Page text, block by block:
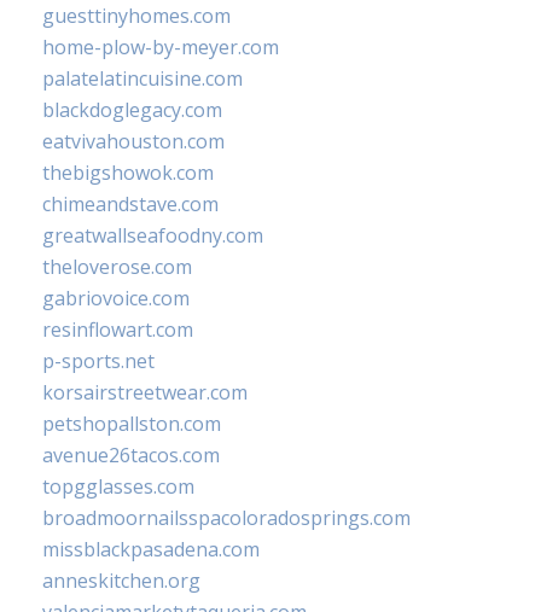
guesttinyhomes.com
home-plow-by-meyer.com
palatelatincuisine.com
blackdoglegacy.com
eatvivahouston.com
thebigshowok.com
chimeandstave.com
greatwallseafoodny.com
theloverose.com
gabriovoice.com
resinflowart.com
p-sports.net
korsairstreetwear.com
petshopallston.com
avenue26tacos.com
topgglasses.com
broadmoornailsspacoloradosprings.com
missblackpasadena.com
anneskitchen.org